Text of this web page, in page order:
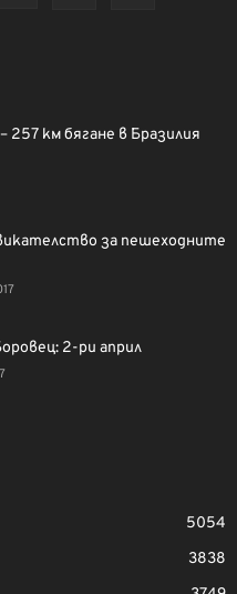
257 км бягане в Бразилия
за пешеходните
2-ри април
5054
3838